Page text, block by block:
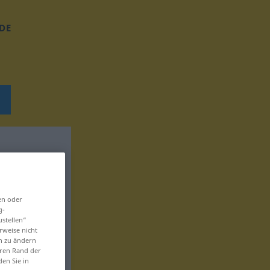
DE
oder
nicht
zu ändern
Rand der
Sie in